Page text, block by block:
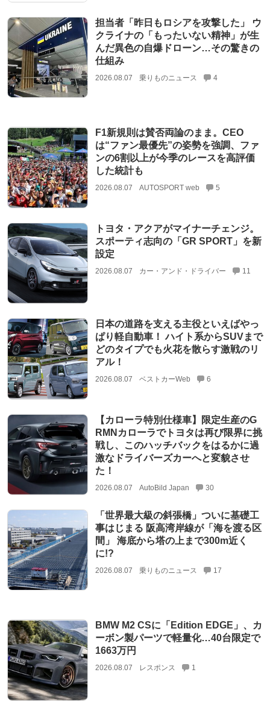
担当者「昨日もロシアを攻撃した」 ウ
クライナの「もったいない精神」が生
んだ異色の自爆ドローン…その驚きの
仕組み
2026.08.07 乗りものニュース 4
F1新規則は賛否両論のまま。CEO
は“ファン最優先”の姿勢を強調、ファ
ンの6割以上が今季のレースを高評価
した統計も
2026.08.07 AUTOSPORT web 5
トヨタ・アクアがマイナーチェンジ。
スポーティ志向の「GR SPORT」を新
設定
2026.08.07 カー・アンド・ドライバー 11
日本の道路を支える主役といえばやっ
ぱり軽自動車！ ハイト系からSUVまで
どのタイプでも火花を散らす激戦のリ
アル！
2026.08.07 ベストカーWeb 6
【カローラ特別仕様車】限定生産のG
RMNカローラでトヨタは再び限界に挑
戦し、このハッチバックをはるかに過
激なドライバーズカーへと変貌させ
た！
2026.08.07 AutoBild Japan 30
「世界最大級の斜張橋」ついに基礎工
事はじまる 阪高湾岸線が「海を渡る区
間」 海底から塔の上まで300m近く
に!?
2026.08.07 乗りものニュース 17
BMW M2 CSに「Edition EDGE」、カ
ーボン製パーツで軽量化…40台限定で
1663万円
2026.08.07 レスポンス 1